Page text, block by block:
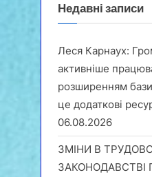
Недавні записи
Леся Карнаух:
активніше
розширенням
це додаткові
06.08.2026
ЗМІНИ В
ЗАКОНОДАВСТВІ